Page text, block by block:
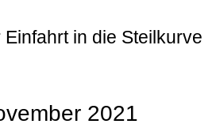
in die Steilkurve
2021